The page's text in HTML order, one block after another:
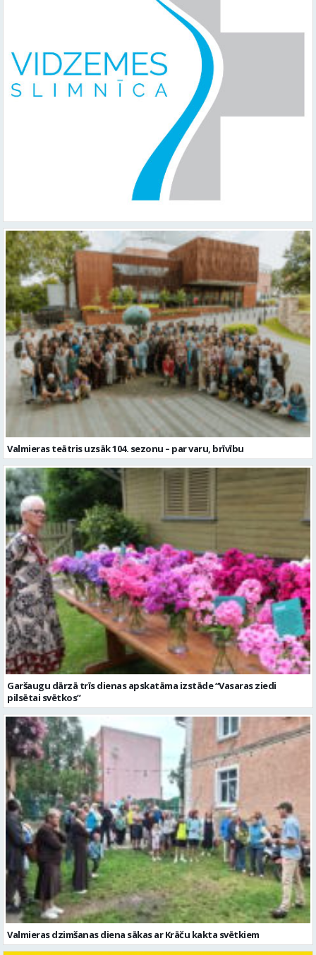
Valmieras teātris uzsāk 104. sezonu – par varu, brīvību
Garšaugu dārzā trīs dienas apskatāma izstāde “Vasaras ziedi
pilsētai svētkos”
Valmieras dzimšanas diena sākas ar Krāču kakta svētkiem